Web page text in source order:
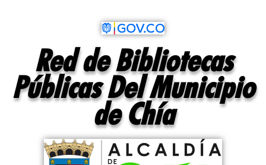
Red de Bibliotecas
Públicas Del Municipio
de Chía